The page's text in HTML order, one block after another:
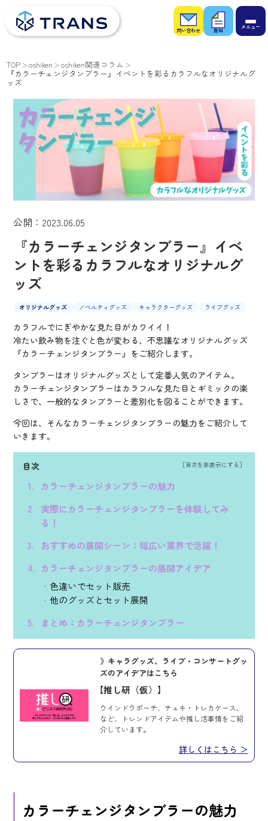
お問
い合
わせ
お役
立ち
資料
TOP oshiken oshiken関連コラム
『カラーチェンジタンブラー』イベントを彩るカラフルなオリジナルグ
ッズ
公開：2023.06.05
『カラーチェンジタンブラー』イベ
ントを彩るカラフルなオリジナルグ
ッズ
オリジナルグッズ ノベルティグッズ キャラクターグッズ ライブグッズ
カラフルでにぎやかな見た目がカワイイ！
冷たい飲み物を注ぐと色が変わる、不思議なオリジナルグッズ
『カラーチェンジタンブラー』をご紹介します。
タンブラーはオリジナルグッズとして定番人気のアイテム。
カラーチェンジタンブラーはカラフルな見た目とギミックの楽
しさで、一般的なタンブラーと差別化を図ることができます。
今回は、そんなカラーチェンジタンブラーの魅力をご紹介して
いきます。
目次
カラーチェンジタンブラーの魅力
実際にカラーチェンジタンブラーを体験してみ
る！
おすすめの展開シーン：幅広い業界で活躍！
カラーチェンジタンブラーの展開アイデア
色違いでセット販売
他のグッズとセット展開
まとめ：カラーチェンジタンブラー
》キャラグッズ、ライブ・コンサートグッ
ズのアイデアはこちら
【推し研（仮）】
ウインドウポーチ、チェキ・トレカケース、
など、トレンドアイテムや推し活事情をご紹
介しています。
詳しくはこちら ＞
カラーチェンジタンブラーの魅力